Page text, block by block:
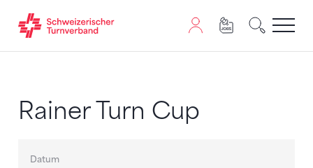
Rainer Turn Cup
Datum